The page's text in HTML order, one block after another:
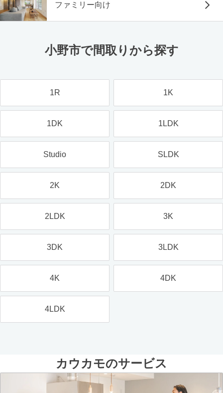
ファミリー向け
小野市で間取りから探す
1R 1K
1DK 1LDK
Studio SLDK
2K 2DK
2LDK 3K
3DK 3LDK
4K 4DK
4LDK
カウカモのサービス